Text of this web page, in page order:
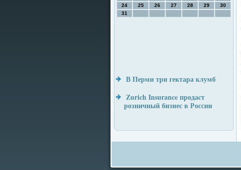
24
25 26 27 28 29
30
31
В Перми три гектара клумб
Zurich Insurance продаcт
розничный бизнес в России